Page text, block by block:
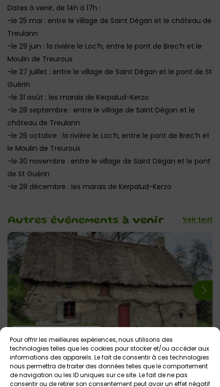
Pour offrir les meilleures expériences, nous utilisons des
technologies telles que les cookies pour stocker et/ou accéder aux
informations des appareils. Le fait de consentir à ces technologies
nous permettra de traiter des données telles que le comportement
de navigation ou les ID uniques sur ce site. Le fait de ne pas
consentir ou de retirer son consentement peut avoir un effet négatif
Dates à venir, de 14h à 17h :
-le 25 mai : entre le village de Saint Dégan et le château de
Treulann
-le 29 juin : la rivière le Loc’h, entre le pont de Brec’h et le
Moulin de Treuroux
-le 27 juillet : entre le village de Saint Dégan et le pont de St
Guérin
-le 31 août : les marais de Kerpalud-Kerzo
-le 28 septembre : entre le village de Saint Dégan et le
château de Treulann
-le 26 octobre : la rivière le Loc’h, entre le pont de Brec’h et
le Moulin de Treuroux
-le 30 novembre : entre le village de Saint Dégan et le pont
de St Guérin
-le 28 décembre : les marais de Kerpalud-Kerzo
Autres événements à venir Voir tout
Visite guidée des chaumières à l’Ecomusée du
Pays d’Auray
Ecomusée du Pays d’Auray – St-Dégan Tout public